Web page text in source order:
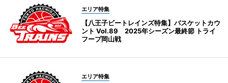
エリア特集
【八王子ビートレインズ特集】バスケットカウ
ント Vol.89 2025年シーズン最終節 トライ
フープ岡山戦
エリア特集